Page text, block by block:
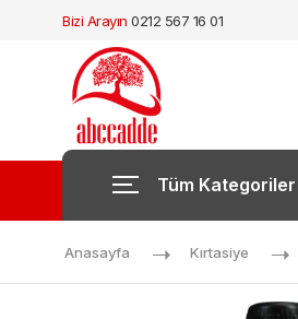
Bizi Arayın 0212 567 16 01
Tüm Kategoriler
Anasayfa Kırtasiye